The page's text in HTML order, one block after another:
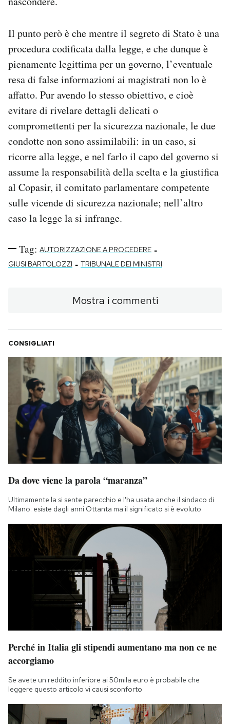
Il punto però è che mentre il segreto di Stato è una
procedura codificata dalla legge, e che dunque è
pienamente legittima per un governo, l’eventuale
resa di false informazioni ai magistrati non lo è
affatto. Pur avendo lo stesso obiettivo, e cioè
evitare di rivelare dettagli delicati o
compromettenti per la sicurezza nazionale, le due
condotte non sono assimilabili: in un caso, si
ricorre alla legge, e nel farlo il capo del governo si
assume la responsabilità della scelta e la giustifica
al Copasir, il comitato parlamentare competente
sulle vicende di sicurezza nazionale; nell’altro
caso la legge la si infrange.
Tag: AUTORIZZAZIONE A PROCEDERE -
GIUSI BARTOLOZZI - TRIBUNALE DEI MINISTRI
Mostra i commenti
CONSIGLIATI
Da dove viene la parola “maranza”
Ultimamente la si sente parecchio e l'ha usata anche il sindaco di
Milano: esiste dagli anni Ottanta ma il significato si è evoluto
Perché in Italia gli stipendi aumentano ma non ce ne
accorgiamo
Se avete un reddito inferiore ai 50mila euro è probabile che
leggere questo articolo vi causi sconforto